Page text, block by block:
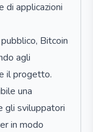
di applicazioni
Bitcoin
agli
il progetto.
una
gli sviluppatori
in modo